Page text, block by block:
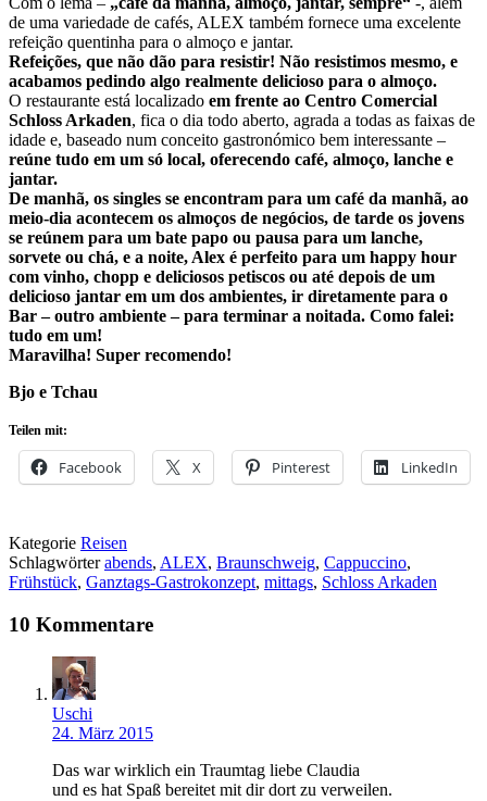
de uma variedade de cafés, ALEX também fornece uma excelente
refeição quentinha para o almoço e jantar.
Refeições, que não dão para resistir! Não resistimos mesmo, e
acabamos pedindo algo realmente delicioso para o almoço.
O restaurante está localizado em frente ao Centro Comercial
Schloss Arkaden, fica o dia todo aberto, agrada a todas as faixas de
idade e, baseado num conceito gastronómico bem interessante –
reúne tudo em um só local, oferecendo café, almoço, lanche e
jantar.
De manhã, os singles se encontram para um café da manhã, ao
meio-dia acontecem os almoços de negócios, de tarde os jovens
se reúnem para um bate papo ou pausa para um lanche,
sorvete ou chá, e a noite, Alex é perfeito para um happy hour
com vinho, chopp e deliciosos petiscos ou até depois de um
delicioso jantar em um dos ambientes, ir diretamente para o
Bar – outro ambiente – para terminar a noitada. Como falei:
tudo em um!
Maravilha! Super recomendo!
Bjo e Tchau
Teilen mit:
Facebook X Pinterest LinkedIn
Kategorie Reisen
Schlagwörterabends, ALEX, Braunschweig, Cappuccino,
Frühstück, Ganztags-Gastrokonzept, mittags, Schloss Arkaden
10 Kommentare
Uschi
24. März 2015
Das war wirklich ein Traumtag liebe Claudia
und es hat Spaß bereitet mit dir dort zu verweilen.